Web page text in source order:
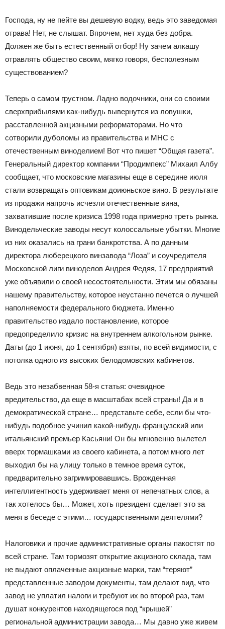
Господа, ну не пейте вы дешевую водку, ведь это заведомая
отрава! Нет, не слышат. Впрочем, нет худа без добра.
Должен же быть естественный отбор! Ну зачем алкашу
отравлять общество своим, мягко говоря, бесполезным
существованием?
Теперь о самом грустном. Ладно водочники, они со своими
сверхприбылями как-нибудь вывернутся из ловушки,
расставленной акцизными реформаторами. Но что
сотворили дуболомы из правительства и МНС с
отечественным виноделием! Вот что пишет “Общая газета”.
Генеральный директор компании “Продимпекс” Михаил Албу
сообщает, что московские магазины еще в середине июля
стали возвращать оптовикам доиюньское вино. В результате
из продажи напрочь исчезли отечественные вина,
захватившие после кризиса 1998 года примерно треть рынка.
Винодельческие заводы несут колоссальные убытки. Многие
из них оказались на грани банкротства. А по данным
директора люберецкого винзавода “Лоза” и соучредителя
Московской лиги виноделов Андрея Федяя, 17 предприятий
уже объявили о своей несостоятельности. Этим мы обязаны
нашему правительству, которое неустанно печется о лучшей
наполняемости федерального бюджета. Именно
правительство издало постановление, которое
предопределило кризис на внутреннем алкогольном рынке.
Даты (до 1 июня, до 1 сентября) взяты, по всей видимости, с
потолка одного из высоких белодомовских кабинетов.
Ведь это незабвенная 58-я статья: очевидное
вредительство, да еще в масштабах всей страны! Да и в
демократической стране… представьте себе, если бы что-
нибудь подобное учинил какой-нибудь французский или
итальянский премьер Касьяни! Он бы мгновенно вылетел
вверх тормашками из своего кабинета, а потом много лет
выходил бы на улицу только в темное время суток,
предварительно загримировавшись. Врожденная
интеллигентность удерживает меня от непечатных слов, а
так хотелось бы… Может, хоть президент сделает это за
меня в беседе с этими… государственными деятелями?
Налоговики и прочие административные органы пакостят по
всей стране. Там тормозят открытие акцизного склада, там
не выдают оплаченные акцизные марки, там “теряют”
представленные заводом документы, там делают вид, что
завод не уплатил налоги и требуют их во второй раз, там
душат конкурентов находящегося под “крышей”
региональной администрации завода… Мы давно уже живем